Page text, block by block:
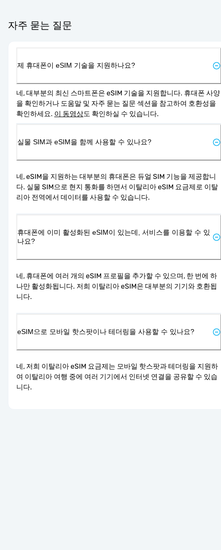
자주 묻는 질문
제 휴대폰이 eSIM 기술을 지원하나요?
네, 대부분의 최신 스마트폰은 eSIM 기술을 지원합니다. 휴대폰 사양
을 확인하거나 도움말 및 자주 묻는 질문 섹션을 참고하여 호환성을
확인하세요. 이 동영상도 확인하실 수 있습니다.
실물 SIM과 eSIM을 함께 사용할 수 있나요?
네, eSIM을 지원하는 대부분의 휴대폰은 듀얼 SIM 기능을 제공합니
다. 실물 SIM으로 현지 통화를 하면서 이탈리아 eSIM 요금제로 이탈
리아 전역에서 데이터를 사용할 수 있습니다.
휴대폰에 이미 활성화된 eSIM이 있는데, 서비스를 이용할 수 있
나요?
네, 휴대폰에 여러 개의 eSIM 프로필을 추가할 수 있으며, 한 번에 하
나만 활성화됩니다. 저희 이탈리아 eSIM은 대부분의 기기와 호환됩
니다.
eSIM으로 모바일 핫스팟이나 테더링을 사용할 수 있나요?
네, 저희 이탈리아 eSIM 요금제는 모바일 핫스팟과 테더링을 지원하
여 이탈리아 여행 중에 여러 기기에서 인터넷 연결을 공유할 수 있습
니다.